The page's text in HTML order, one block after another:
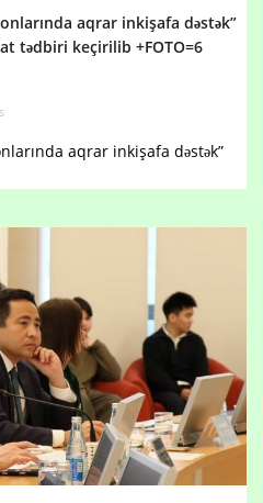
aqrar inkişafa dəstək”
tədbiri keçirilib +FOTO=6
aqrar inkişafa dəstək”